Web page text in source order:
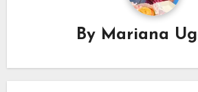
By Mariana